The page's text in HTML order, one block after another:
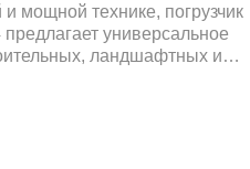
и мощной технике, погрузчик
универсальное
ландшафтных и
местностью, копаете,
материалы, RS04